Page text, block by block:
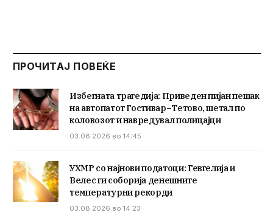
ПРОЧИТАЈ ПОВЕЌЕ
Избегната трагедија: Приведен пијан пешак
на автопатот Гостивар–Тетово, шетал по
коловозот и навредувал полицајци
03.08.2026 во 14:45
УХМР со најнови податоци: Гевгелија и
Велес ги соборија денешните
температурни рекорди
03.08.2026 во 14:23